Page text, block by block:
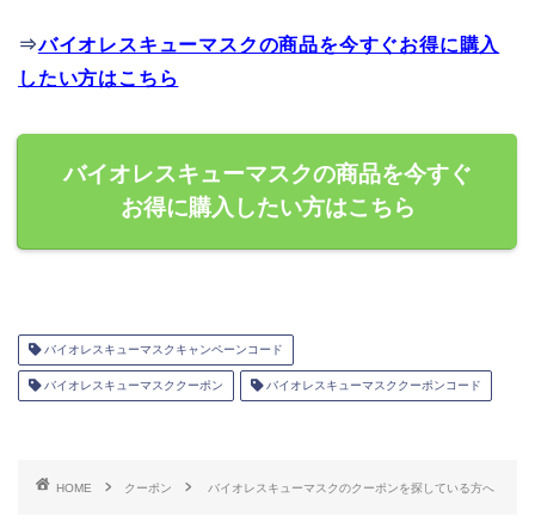
⇒バイオレスキューマスクの商品を今すぐお得に購入
したい方はこちら
バイオレスキューマスクの商品を今すぐ
お得に購入したい方はこちら
バイオレスキューマスクキャンペーンコード
バイオレスキューマスククーポン バイオレスキューマスククーポンコード
HOME クーポン バイオレスキューマスクのクーポンを探している方へ